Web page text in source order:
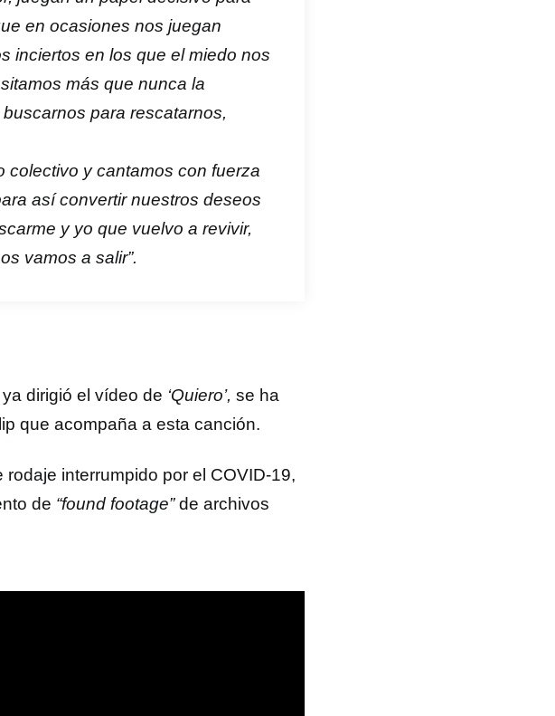
en ocasiones nos juegan
inciertos en los que el miedo nos
más que nunca la
para rescatarnos,
colectivo y cantamos con fuerza
así convertir nuestros deseos
y yo que vuelvo a revivir,
vamos a salir”.
dirigió el vídeo de ‘Quiero’, se ha
que acompaña a esta canción.
interrumpido por el COVID-19,
de “found footage”de archivos